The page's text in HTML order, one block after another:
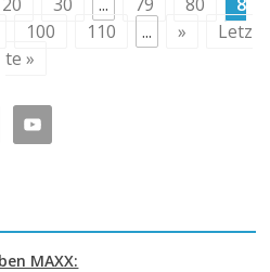
100 110 ... »
Letz
te »
MAXX: